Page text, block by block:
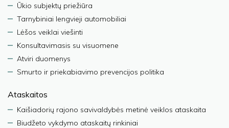
Ūkio subjektų priežiūra
Tarnybiniai lengvieji automobiliai
Lėšos veiklai viešinti
Konsultavimasis su visuomene
Atviri duomenys
Smurto ir priekabiavimo prevencijos politika
Ataskaitos
Kaišiadorių rajono savivaldybės metinė veiklos ataskaita
Biudžeto vykdymo ataskaitų rinkiniai